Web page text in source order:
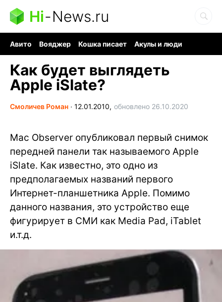
Hi-News.ru
Авито Вояджер Кошка писает
Акулы и люди
Как будет выглядеть
Apple iSlate?
Смоличев Роман ∙ 12.01.2010, обновлено 26.10.2020
Mac Observer опубликовал первый снимок
передней панели так называемого Apple
iSlate. Как известно, это одно из
предполагаемых названий первого
Интернет-планшетника Apple. Помимо
данного названия, это устройство еще
фигурирует в СМИ как Media Pad, iTablet
и.т.д.